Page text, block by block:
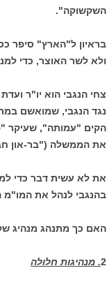
השקשוקה".
בראיון ל"הארץ" סיפר
ולא לשר האוצר, כדי
צחי הנגבי הוא יו"ר
נגד הנגבי, שמואשם
הקים "עמותה", שעיקר
את הממשלה ("בר-און
את לא עשית דבר כדי
בהנגבי לנהל את המו"מ
האם כך מתנהג מנהיג
2. מנהיגות חלולה